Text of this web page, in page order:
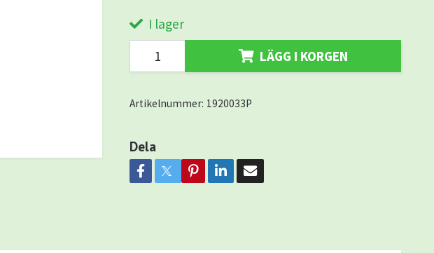
I lager
LÄGG I KORGEN
Artikelnummer: 1920033P
Dela